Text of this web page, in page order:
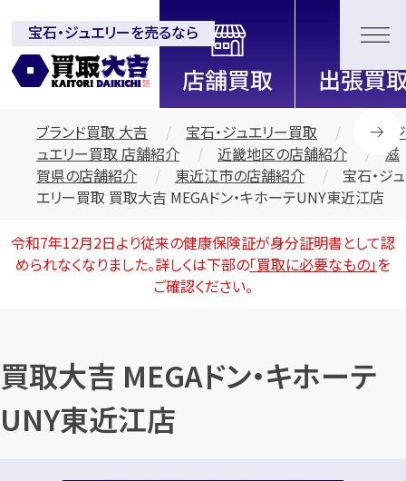
全国2200店舗以上展開中！信頼と実績の買取専門店「買取大
吉」
宝石・ジュエリーを売るなら
ブランド買取 大吉 宝石・ジュエリー買取
宝石・ジ
ュエリー買取 店舗紹介
近畿地区の店舗紹介
滋
賀県の店舗紹介
東近江市の店舗紹介
宝石・ジュ
エリー買取 買取大吉 MEGAドン・キホーテUNY東近江店
令和7年12月2日より従来の健康保険証が身分証明書として認
められなくなりました。詳しくは下部の「買取に必要なもの」を
ご確認ください。
買取大吉 MEGAドン・キホーテ
UNY東近江店